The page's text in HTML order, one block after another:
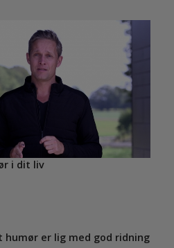
i dit liv
er lig med god ridning